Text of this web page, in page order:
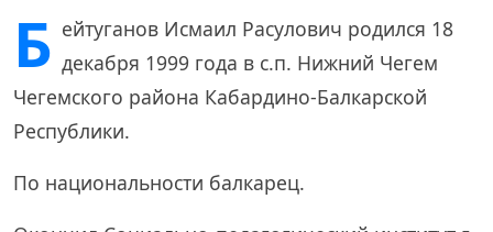
Б ейтуганов Исмаил Расулович родился 18
декабря 1999 года в с.п. Нижний Чегем
Чегемского района Кабардино-Балкарской
Республики.
По национальности балкарец.